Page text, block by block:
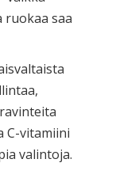
ruokaa saa
C-vitamiini
valintoja.